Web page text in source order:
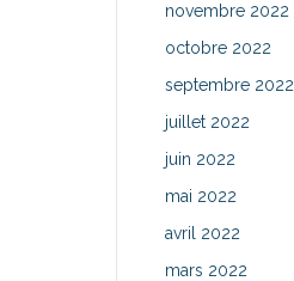
novembre 2022
octobre 2022
septembre 2022
juillet 2022
juin 2022
mai 2022
avril 2022
mars 2022